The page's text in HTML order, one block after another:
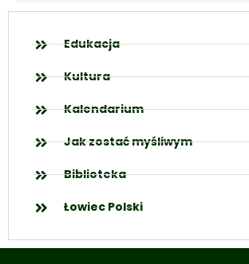
Edukacja
Kultura
Kalendarium
Jak zostać myśliwym
Biblioteka
Łowiec Polski